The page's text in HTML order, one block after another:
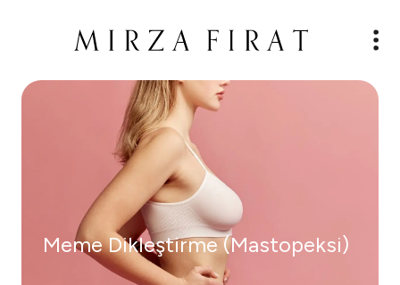
Meme Dikleştirme (Mastopeksi)